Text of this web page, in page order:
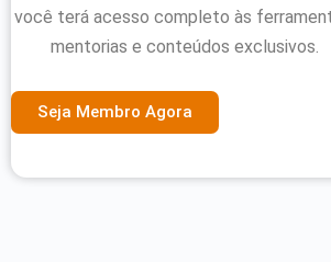
você terá acesso completo às
mentorias e conteúdos exclusivos.
Seja Membro Agora